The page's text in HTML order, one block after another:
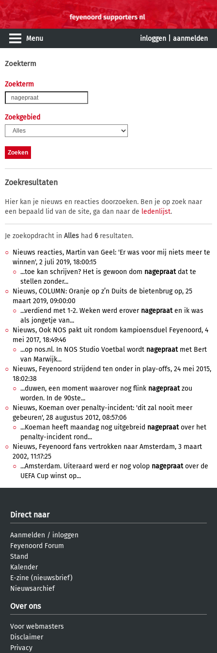
Menu inloggen aanmelden
Zoekterm
Zoekterm
Zoekgebied
Zoekresultaten
Hier kan je nieuws en reacties doorzoeken. Ben je op zoek naar
een bepaald lid van de site, ga dan naar de ledenlijst.
Je zoekopdracht in Alles had 6resultaten.
Nieuws reacties, Martin van Geel: 'Er was voor mij niets meer te
winnen', 2 juli 2019, 18:00:15
...toe kan schrijven? Het is gewoon dom nagepraatdat te
stellen zonder...
Nieuws, COLUMN: Oranje op z’n Duits de bietenbrug op, 25
maart 2019, 09:00:00
...verdiend met 1-2. Weken werd erover nagepraaten ik was
als jongetje van...
Nieuws, Ook NOS pakt uit rondom kampioensduel Feyenoord, 4
mei 2017, 18:49:46
...op nos.nl. In NOS Studio Voetbal wordt nagepraatmet Bert
van Marwijk...
Nieuws, Feyenoord strijdend ten onder in play-offs, 24 mei 2015,
18:02:38
...duwen, een moment waarover nog flink nagepraatzou
worden. In de 90ste...
Nieuws, Koeman over penalty-incident: 'dit zal nooit meer
gebeuren', 28 augustus 2012, 08:57:06
...Koeman heeft maandag nog uitgebreid nagepraatover het
penalty-incident rond...
Nieuws, Feyenoord fans vertrokken naar Amsterdam, 3 maart
2002, 11:17:25
...Amsterdam. Uiteraard werd er nog volop nagepraatover de
UEFA Cup winst op...
Direct naar
Aanmelden / inloggen
Feyenoord Forum
Stand
Kalender
E-zine (nieuwsbrief)
Nieuwsarchief
Over ons
Voor webmasters
Disclaimer
Privacy